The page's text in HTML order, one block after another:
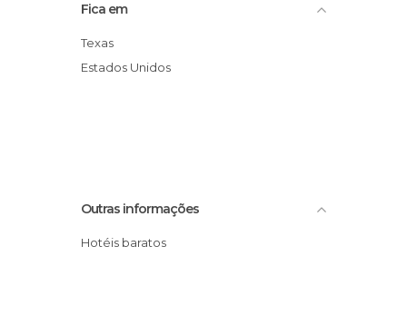
Salas de Concertos em Austin
Fica em
Texas
Estados Unidos
Outras informações
Hotéis baratos